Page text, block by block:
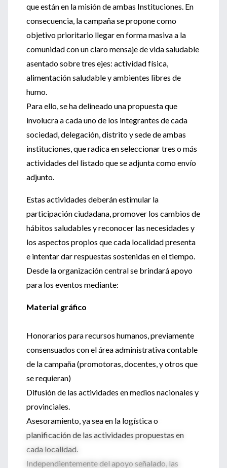
que están en la misión de ambas Instituciones. En
consecuencia, la campaña se propone como
objetivo prioritario llegar en forma masiva a la
comunidad con un claro mensaje de vida saludable
asentado sobre tres ejes: actividad física,
alimentación saludable y ambientes libres de
humo.
Para ello, se ha delineado una propuesta que
involucra a cada uno de los integrantes de cada
sociedad, delegación, distrito y sede de ambas
instituciones, que radica en seleccionar tres o más
actividades del listado que se adjunta como envío
adjunto.
Estas actividades deberán estimular la
participación ciudadana, promover los cambios de
hábitos saludables y reconocer las necesidades y
los aspectos propios que cada localidad presenta
e intentar dar respuestas sostenidas en el tiempo.
Desde la organización central se brindará apoyo
para los eventos mediante:
Material gráfico
Honorarios para recursos humanos, previamente
consensuados con el área administrativa contable
de la campaña (promotoras, docentes, y otros que
se requieran)
Difusión de las actividades en medios nacionales y
provinciales.
Asesoramiento, ya sea en la logística o
planificación de las actividades propuestas en
cada localidad.
Independientemente del apoyo señalado, las